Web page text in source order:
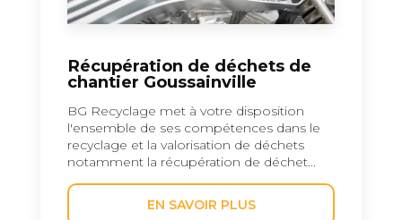
Récupération de déchets de
chantier Goussainville
BG Recyclage met à votre disposition
l'ensemble de ses compétences dans le
recyclage et la valorisation de déchets
notamment la récupération de déchet...
EN SAVOIR PLUS